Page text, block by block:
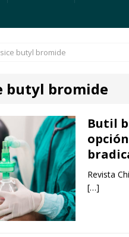
butyl bromide
butyl bromide
Butil
Revista
[…]